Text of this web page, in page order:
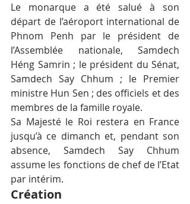
Le monarque a été salué à son
départ de l’aéroport international de
Phnom Penh par le président de
l’Assemblée nationale, Samdech
Héng Samrin ; le président du Sénat,
Samdech Say Chhum ; le Premier
ministre Hun Sen ; des officiels et des
membres de la famille royale.
Sa Majesté le Roi restera en France
jusqu’à ce dimanch et, pendant son
absence, Samdech Say Chhum
assume les fonctions de chef de l’Etat
par intérim.
Création